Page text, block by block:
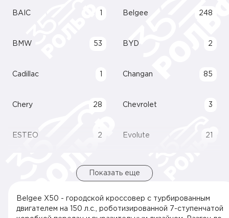
BAIC Belgee 248
BMW 53 BYD 2
Cadillac Changan 85
Chery 28 Chevrolet 3
ESTEO 2 Evolute 21
Показать еще
Belgee X50 - городской кроссовер с турбированным
двигателем на 150 л.с., роботизированной 7-ступенчатой